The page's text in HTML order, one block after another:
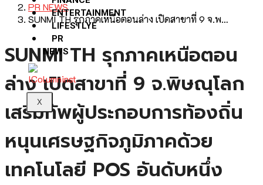
ENTERTAINMENT
LIFESTLYE
PR
NEWS
X
PR NEWS
SUNMI TH รุกภาคเหนือตอนล่าง เปิดสาขาที่ 9 จ.พ…
SUNMI TH รุกภาคเหนือตอน
ล่าง เปิดสาขาที่ 9 จ.พิษณุโลก
เสริมทัพผู้ประกอบการท้องถิ่น
หนุนเศรษฐกิจภูมิภาคด้วย
เทคโนโลยี POS อันดับหนึ่ง